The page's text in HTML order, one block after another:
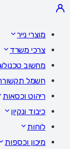
מוצרי נייר
צרכי משרד
מחשוב
חשמל
ריהוט וכסאות
כיבוד ונקיון
לוחות
מיכון וכספות